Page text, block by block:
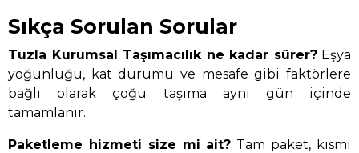
Sıkça Sorulan Sorular
Tuzla Kurumsal Taşımacılık ne kadar sürer?Eşya
yoğunluğu, kat durumu ve mesafe gibi faktörlere
bağlı olarak çoğu taşıma aynı gün içinde
tamamlanır.
Paketleme hizmeti size mi ait? Tam paket, kısmi